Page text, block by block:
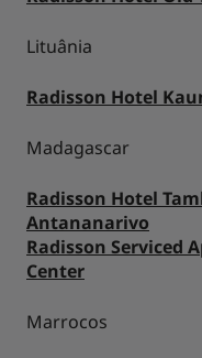
Lituânia
Radisson Hotel
Madagascar
Radisson Hotel
Antananarivo
Radisson Serviced
Center
Marrocos